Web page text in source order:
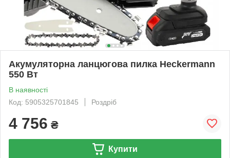
Акумуляторна ланцюгова пилка Heckermann
550 Вт
В наявності
Код: 5905325701845
Роздріб
4 756 ₴
Купити